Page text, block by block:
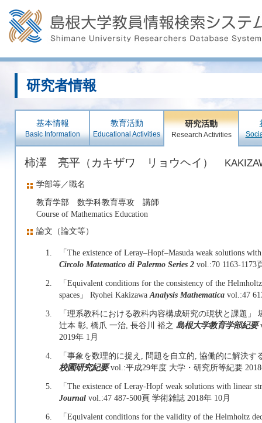
研究者情報
基本情報
Basic Information
教育活動
Educational Activities
研究活動
Research Activities
柿澤 亮平（カキザワ リョウヘイ）
学部等／職名
教育学部 数学科教育専攻 講師
Course of Mathematics Education
論文（論文等）
1.
「The existence of Leray–Hopf–Masuda weak solutions
Circolo Matematico di Palermo Series 2 vol.:70 1163-1173
2.
「Equivalent conditions for the consistency of the
spaces」 Ryohei KakizawaAnalysis Mathematica vol.:47
3.
「理系教科における教科内容構成研究の現状と課題
辻本 彰, 橋爪 一治, 長谷川 裕之 島根大学教育学部紀要
2019年 1月
4.
「事象を数理的に捉え, 問題を自立的, 協働的に解決
校園研究紀要vol.:平成29年度 大学・研究所等紀要
5.
「The existence of Leray-Hopf weak solutions with linear
Journal vol.:47 487-500頁 学術雑誌 2018年 10月
6.
「Equivalent conditions for the validity of the Helmholtz